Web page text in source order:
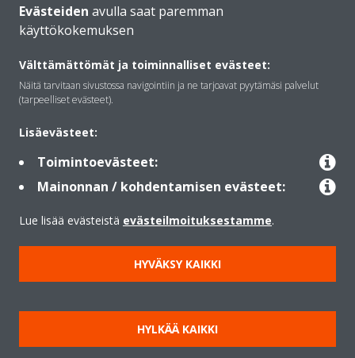
Daikinista
Ratkaisut
Yhteystiedot
Lämpöpumput
Copyright © Daikin
Lainmukainen ilmoitus
Evästeilmoitus
Tietosuojakäytäntö
Konsernin etiikka
Data Act
Evästeiden avulla saat paremman
käyttökokemuksen
Välttämättömät ja toiminnalliset evästeet:
Näitä tarvitaan sivustossa navigointiin ja ne tarjoavat pyytämäsi palvelut
(tarpeelliset evästeet).
Lisäevästeet:
Toimintoevästeet:
Mainonnan / kohdentamisen evästeet:
Lue lisää evästeistä evästeilmoituksestamme.
HYVÄKSY KAIKKI
HYLKÄÄ KAIKKI